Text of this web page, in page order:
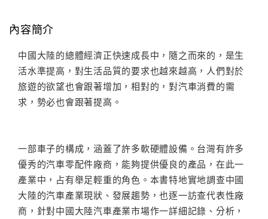
內容簡介
中國大陸的總體經濟正快速成長中，隨之而來的，是生
活水準提高，對生活品質的要求也越來越高，人們對於
旅遊的欲望也會跟著增加，相對的，對汽車消費的需
求，勢必也會跟著提高。
一部車子的構成，涵蓋了許多軟硬體設備。台灣有許多
優秀的汽車零配件廠商，能夠提供優良的產品，在此一
產業中，占有舉足輕重的角色。本書特地實地調查中國
大陸的汽車產業現狀、發展趨勢，也逐一訪查代表性廠
商，針對中國大陸汽車產業市場作一詳細記錄、分析，